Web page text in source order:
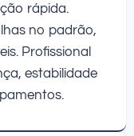
rápida.
no padrão,
Profissional
estabilidade